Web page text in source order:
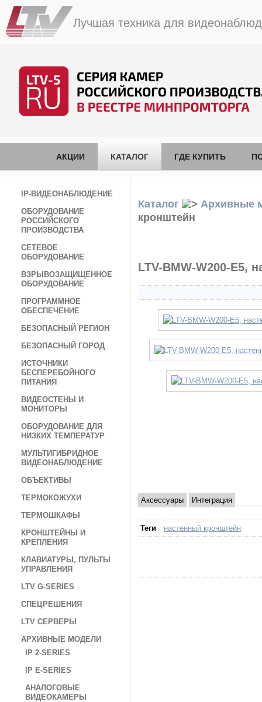
Лучшая техника для
АКЦИИ КАТАЛОГ ГДЕ КУПИТЬ
IP-ВИДЕОНАБЛЮДЕНИЕ
ОБОРУДОВАНИЕ
РОССИЙСКОГО
ПРОИЗВОДСТВА
СЕТЕВОЕ
ОБОРУДОВАНИЕ
ВЗРЫВОЗАЩИЩЕННОЕ
ОБОРУДОВАНИЕ
ПРОГРАММНОЕ
ОБЕСПЕЧЕНИЕ
БЕЗОПАСНЫЙ РЕГИОН
БЕЗОПАСНЫЙ ГОРОД
ИСТОЧНИКИ
БЕСПЕРЕБОЙНОГО
ПИТАНИЯ
ВИДЕОСТЕНЫ И
МОНИТОРЫ
ОБОРУДОВАНИЕ ДЛЯ
НИЗКИХ ТЕМПЕРАТУР
МУЛЬТИГИБРИДНОЕ
ВИДЕОНАБЛЮДЕНИЕ
ОБЪЕКТИВЫ
ТЕРМОКОЖУХИ
ТЕРМОШКАФЫ
КРОНШТЕЙНЫ И
КРЕПЛЕНИЯ
КЛАВИАТУРЫ, ПУЛЬТЫ
УПРАВЛЕНИЯ
LTV G-SERIES
СПЕЦРЕШЕНИЯ
LTV СЕРВЕРЫ
АРХИВНЫЕ МОДЕЛИ
IP 2-SERIES
IP E-SERIES
АНАЛОГОВЫЕ
ВИДЕОКАМЕРЫ
Каталог
Архивные
кронштейн
LTV-BMW-W200-E5,
Аксессуары Интеграция
Теги настенный кронштейн